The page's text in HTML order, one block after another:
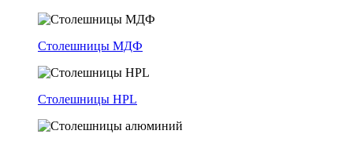
Столешницы МДФ
Столешницы HPL